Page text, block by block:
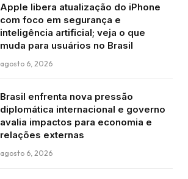
Apple libera atualização do iPhone
com foco em segurança e
inteligência artificial; veja o que
muda para usuários no Brasil
agosto 6, 2026
Brasil enfrenta nova pressão
diplomática internacional e governo
avalia impactos para economia e
relações externas
agosto 6, 2026